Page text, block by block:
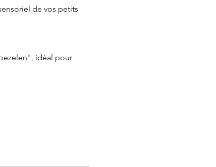
de vos petits
idéal pour